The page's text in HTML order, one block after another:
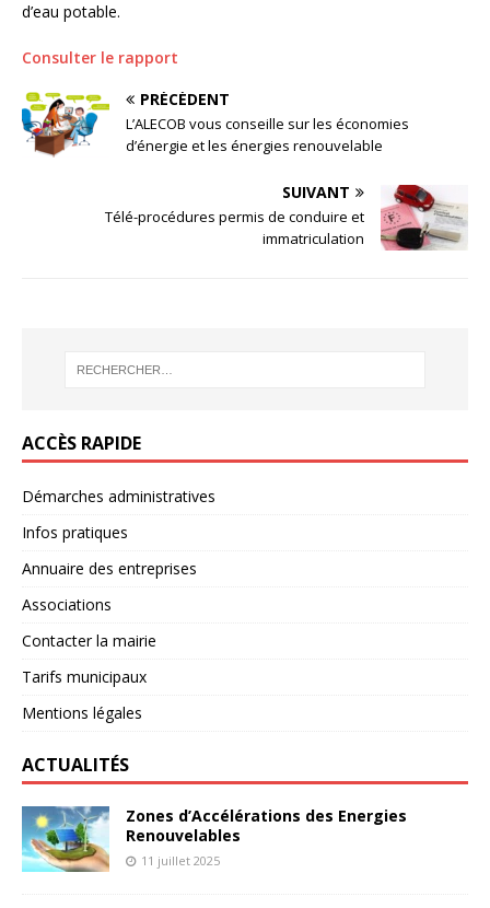
d’eau potable.
Consulter le rapport
PRÉCÉDENT
L’ALECOB vous conseille sur les économies
d’énergie et les énergies renouvelable
SUIVANT
Télé-procédures permis de conduire et
immatriculation
ACCÈS RAPIDE
Démarches administratives
Infos pratiques
Annuaire des entreprises
Associations
Contacter la mairie
Tarifs municipaux
Mentions légales
ACTUALITÉS
Zones d’Accélérations des Energies
Renouvelables
11 juillet 2025